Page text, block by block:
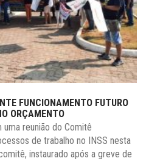
FUNCIONAMENTO FUTURO
ORÇAMENTO
reunião do Comitê
de trabalho no INSS nesta
instaurado após a greve de